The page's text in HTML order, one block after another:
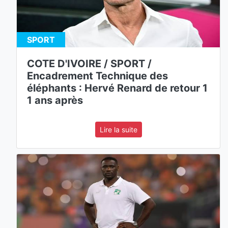
SPORT
COTE D'IVOIRE / SPORT /
Encadrement Technique des
éléphants : Hervé Renard de retour 1
1 ans après
Lire la suite